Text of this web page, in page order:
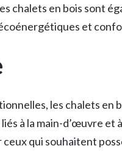
chalets en bois sont
et
les chalets en
à la main-d’œuvre
qui souhaitent